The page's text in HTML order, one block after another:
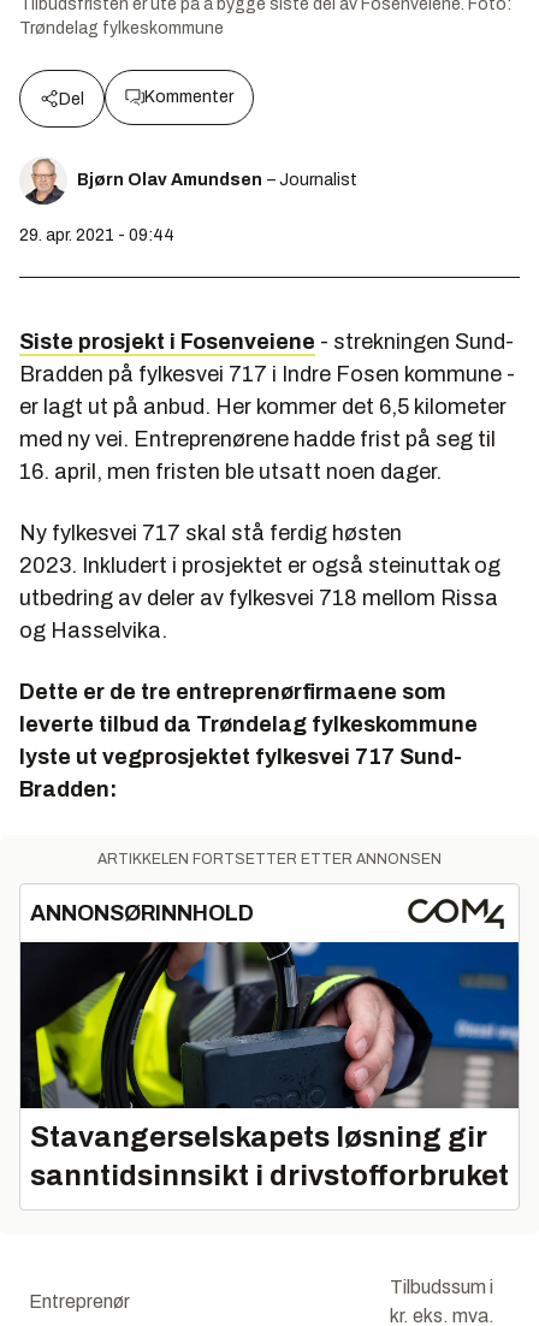
Tilbudsfristen er ute på å bygge siste del av Fosenveiene. Foto:
Trøndelag fylkeskommune
Del Kommenter
Bjørn Olav Amundsen – Journalist
29. apr. 2021 - 09:44
Siste prosjekt i Fosenveiene - strekningen Sund-
Bradden på fylkesvei 717 i Indre Fosen kommune -
er lagt ut på anbud. Her kommer det 6,5 kilometer
med ny vei. Entreprenørene hadde frist på seg til
16. april, men fristen ble utsatt noen dager.
Ny fylkesvei 717 skal stå ferdig høsten
2023. Inkludert i prosjektet er også steinuttak og
utbedring av deler av fylkesvei 718 mellom Rissa
og Hasselvika.
Dette er de tre entreprenørfirmaene som
leverte tilbud da Trøndelag fylkeskommune
lyste ut vegprosjektet fylkesvei 717 Sund-
Bradden:
ARTIKKELEN FORTSETTER ETTER ANNONSEN
ANNONSØRINNHOLD
Stavangerselskapets løsning gir
sanntidsinnsikt i drivstofforbruket
Entreprenør
Tilbudssum i
kr. eks. mva.